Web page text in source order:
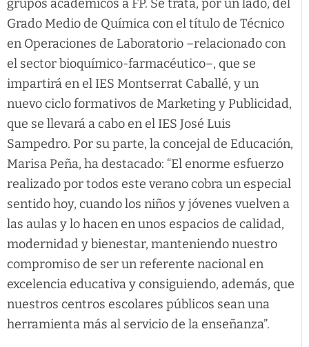
grupos académicos a FP. Se trata, por un lado, del
Grado Medio de Química con el título de Técnico
en Operaciones de Laboratorio –relacionado con
el sector bioquímico-farmacéutico–, que se
impartirá en el IES Montserrat Caballé, y un
nuevo ciclo formativos de Marketing y Publicidad,
que se llevará a cabo en el IES José Luis
Sampedro. Por su parte, la concejal de Educación,
Marisa Peña, ha destacado: “El enorme esfuerzo
realizado por todos este verano cobra un especial
sentido hoy, cuando los niños y jóvenes vuelven a
las aulas y lo hacen en unos espacios de calidad,
modernidad y bienestar, manteniendo nuestro
compromiso de ser un referente nacional en
excelencia educativa y consiguiendo, además, que
nuestros centros escolares públicos sean una
herramienta más al servicio de la enseñanza”.